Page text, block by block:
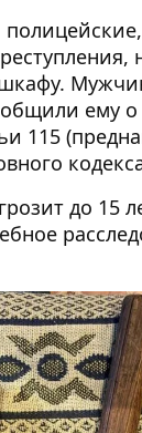
ему о
115
до 15